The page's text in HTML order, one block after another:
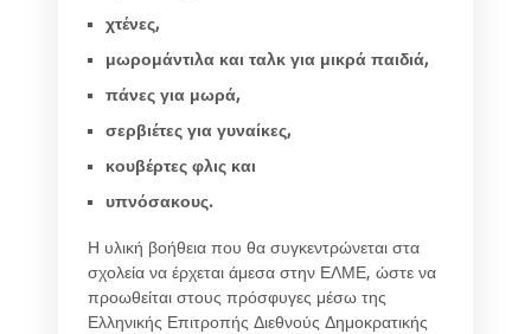
χτένες,
μωρομάντιλα και ταλκ για μικρά παιδιά,
πάνες για μωρά,
σερβιέτες για γυναίκες,
κουβέρτες φλις και
υπνόσακους.
Η υλική βοήθεια που θα συγκεντρώνεται στα
σχολεία να έρχεται άμεσα στην ΕΛΜΕ, ώστε να
προωθείται στους πρόσφυγες μέσω της
Ελληνικής Επιτροπής Διεθνούς Δημοκρατικής